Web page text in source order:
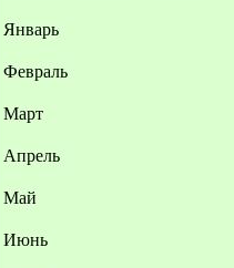
Январь
Февраль
Март
Апрель
Май
Июнь